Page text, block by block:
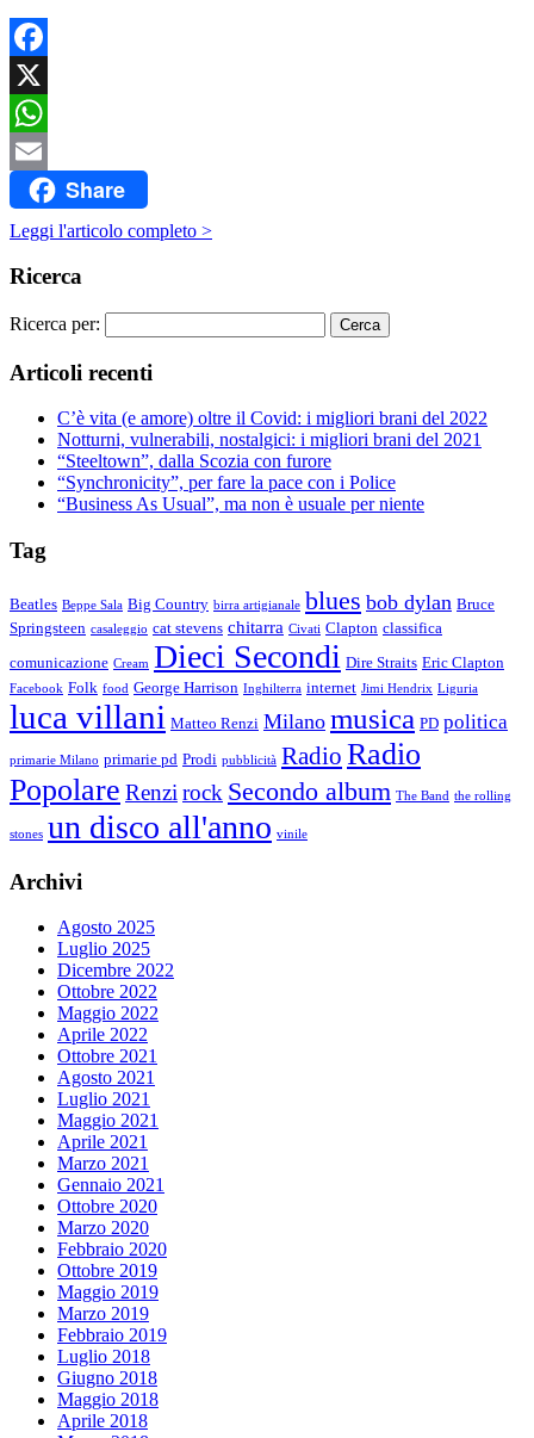
Facebook
X
WhatsApp
Email Share
Leggi l'articolo completo >
Ricerca
Ricerca per:
Articoli recenti
C’è vita (e amore) oltre il Covid: i migliori brani del 2022
Notturni, vulnerabili, nostalgici: i migliori brani del 2021
“Steeltown”, dalla Scozia con furore
“Synchronicity”, per fare la pace con i Police
“Business As Usual”, ma non è usuale per niente
Tag
Beatles Beppe Sala Big Country birra artigianale blues bob dylan Bruce
Springsteen casaleggio cat stevens chitarra Civati Clapton classifica
comunicazione Cream Dieci Secondi Dire Straits Eric Clapton
Facebook Folk food George Harrison Inghilterra internet Jimi Hendrix Liguria
luca villani Matteo Renzi Milano musica PD politica
primarie Milano primarie pd Prodi pubblicità Radio Radio
Popolare Renzi rock Secondo album The Band the rolling
stones un disco all'anno vinile
Archivi
Agosto 2025
Luglio 2025
Dicembre 2022
Ottobre 2022
Maggio 2022
Aprile 2022
Ottobre 2021
Agosto 2021
Luglio 2021
Maggio 2021
Aprile 2021
Marzo 2021
Gennaio 2021
Ottobre 2020
Marzo 2020
Febbraio 2020
Ottobre 2019
Maggio 2019
Marzo 2019
Febbraio 2019
Luglio 2018
Giugno 2018
Maggio 2018
Aprile 2018